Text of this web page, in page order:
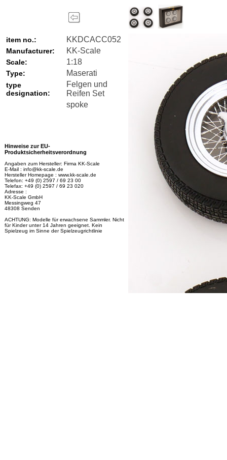
item no.: KKDCACC052
Manufacturer: KK-Scale
Scale: 1:18
Type: Maserati
type
designation:
Felgen und
Reifen Set
spoke
Hinweise zur EU-
Produktsicherheitsverordnung
Angaben zum Hersteller: Firma KK-Scale
E-Mail : info@kk-scale.de
Hersteller Homepage : www.kk-scale.de
Telefon: +49 (0) 2597 / 69 23 00
Telefax: +49 (0) 2597 / 69 23 020
Adresse :
KK-Scale GmbH
Messingweg 47
48308 Senden
ACHTUNG: Modelle für erwachsene Sammler. Nicht
für Kinder unter 14 Jahren geeignet. Kein
Spielzeug im Sinne der Spielzeugrichtlinie